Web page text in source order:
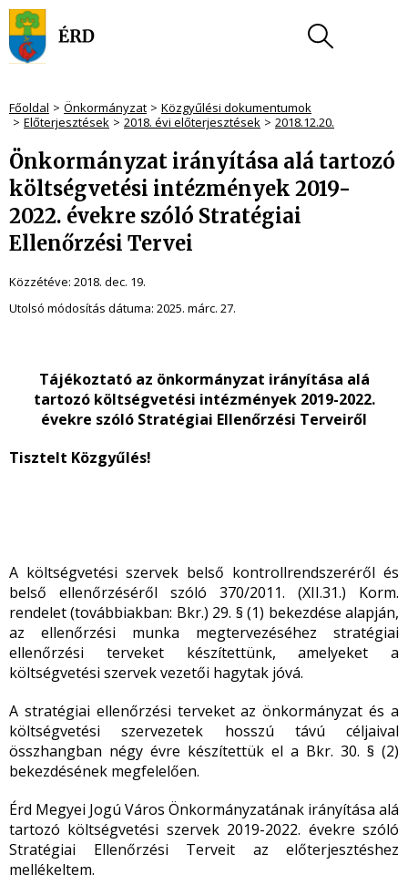
Főoldal Önkormányzat
Közgyűlési dokumentumok
Előterjesztések
2018. évi előterjesztések 2018.12.20.
Önkormányzat irányítása alá tartozó
költségvetési intézmények 2019-
2022. évekre szóló Stratégiai
Ellenőrzési Tervei
Közzétéve: 2018. dec. 19.
Utolsó módosítás dátuma: 2025. márc. 27.
Tájékoztató az önkormányzat irányítása alá
tartozó költségvetési intézmények 2019-2022.
évekre szóló Stratégiai Ellenőrzési Terveiről
Tisztelt Közgyűlés!
A költségvetési szervek belső kontrollrendszeréről és
belső ellenőrzéséről szóló 370/2011. (XII.31.) Korm.
rendelet (továbbiakban: Bkr.) 29. § (1) bekezdése alapján,
az ellenőrzési munka megtervezéséhez stratégiai
ellenőrzési terveket készítettünk, amelyeket a
költségvetési szervek vezetői hagytak jóvá.
A stratégiai ellenőrzési terveket az önkormányzat és a
költségvetési szervezetek hosszú távú céljaival
összhangban négy évre készítettük el a Bkr. 30. § (2)
bekezdésének megfelelően.
Érd Megyei Jogú Város Önkormányzatának irányítása alá
tartozó költségvetési szervek 2019-2022. évekre szóló
Stratégiai Ellenőrzési Terveit az előterjesztéshez
mellékeltem.